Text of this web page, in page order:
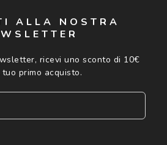
ALLA NOSTRA
ricevi uno sconto di 10€
primo acquisto.